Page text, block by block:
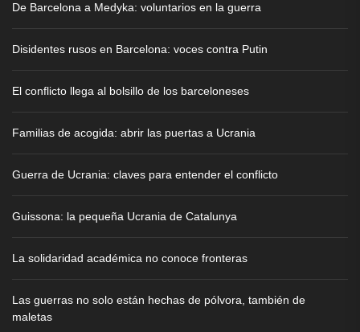
De Barcelona a Medyka: voluntarios en la guerra
Disidentes rusos en Barcelona: voces contra Putin
El conflicto llega al bolsillo de los barceloneses
Familias de acogida: abrir las puertas a Ucrania
Guerra de Ucrania: claves para entender el conflicto
Guissona: la pequeña Ucrania de Catalunya
La solidaridad académica no conoce fronteras
Las guerras no solo están hechas de pólvora, también de
maletas